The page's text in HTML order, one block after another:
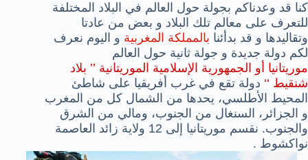
كنا قد وعدناكم بجولة حول العالم في البلاد المختلفة
للتعرف على معالم تلك البلاد و بعض من عادتا
وتقاليدها و قد بدأئنا بالمملكة المغربية و اليوم نعرف
لكم دولة جديدة و جولة ثانية حول العالم
موريتانيا أو الجمهورية الإسلامية الموريتانية ’’ بلاد
شنقيط ‘‘ دولة تقع في غرب أفريقيا على شاطئ
المحيط الأطلسي، يحدها من الشمال كل من المغرب
و الجزائر، السنغال من الجنوب، ومالي من الشرق
والجنوب. نقسم موريتانيا إلى 12 ولاية زائد العاصمة
نواكشوط .